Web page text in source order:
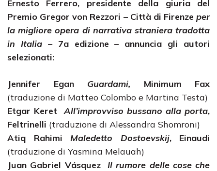
Ernesto Ferrero, presidente della giuria del
Premio Gregor von Rezzori – Città di Firenze per
la migliore opera di narrativa straniera tradotta
in Italia – 7a edizione – annuncia gli autori
selezionati:
Jennifer Egan Guardami, Minimum Fax
(traduzione di Matteo Colombo e Martina Testa)
Etgar KeretAll’improvviso bussano alla porta,
Feltrinelli (traduzione di Alessandra Shomroni)
Atiq Rahimi Maledetto Dostoevskij, Einaudi
(traduzione di Yasmina Melauah)
Juan Gabriel Vásquez Il rumore delle cose che